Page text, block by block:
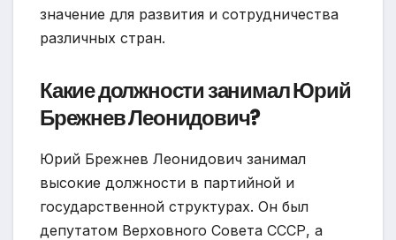
значение для развития и сотрудничества
различных стран.
Какие должности занимал Юрий
Брежнев Леонидович?
Юрий Брежнев Леонидович занимал
высокие должности в партийной и
государственной структурах. Он был
депутатом Верховного Совета СССР, а